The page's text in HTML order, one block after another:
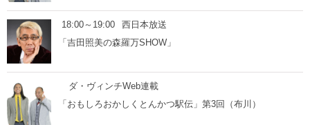
18:00～19:00
西日本放送
「吉田照美の森羅万SHOW」
ダ・ヴィンチWeb連載
「おもしろおかしくとんかつ駅伝」第3回（布川）